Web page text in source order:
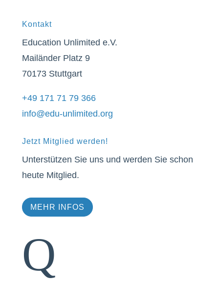
Kontakt
Education Unlimited e.V.
Mailänder Platz 9
70173 Stuttgart
+49 171 71 79 366
info@edu-unlimited.org
Jetzt Mitglied werden!
Unterstützen Sie uns und werden Sie schon
heute Mitglied.
MEHR INFOS
Q